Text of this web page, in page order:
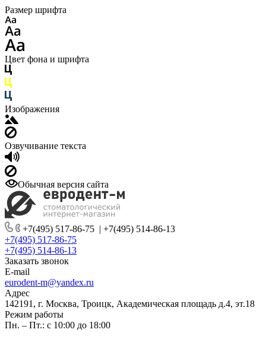
Размер шрифта
Цвет фона и шрифта
Изображения
Озвучивание текста
Обычная версия сайта
+7(495) 517-86-75 | +7(495) 514-86-13
+7(495) 517-86-75
+7(495) 514-86-13
Заказать звонок
E-mail
eurodent-m@yandex.ru
Адрес
142191, г. Москва, Троицк, Академическая площадь д.4, эт.18
Режим работы
Пн. – Пт.: с 10:00 до 18:00